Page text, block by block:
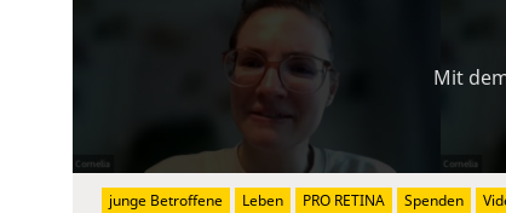
Mit
junge Betroffene Leben PRO RETINA Spenden